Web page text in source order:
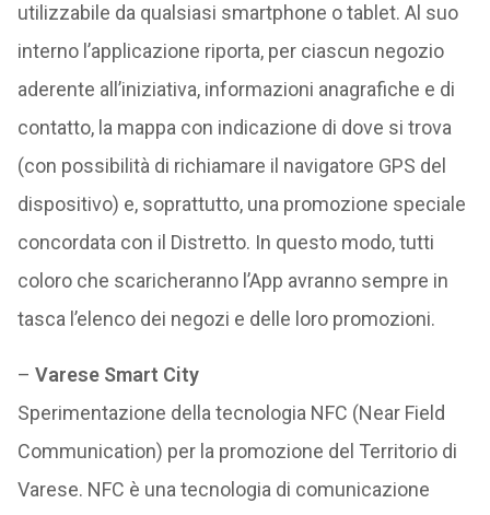
utilizzabile da qualsiasi smartphone o tablet. Al suo
interno l’applicazione riporta, per ciascun negozio
aderente all’iniziativa, informazioni anagrafiche e di
contatto, la mappa con indicazione di dove si trova
(con possibilità di richiamare il navigatore GPS del
dispositivo) e, soprattutto, una promozione speciale
concordata con il Distretto. In questo modo, tutti
coloro che scaricheranno l’App avranno sempre in
tasca l’elenco dei negozi e delle loro promozioni.
– Varese Smart City
Sperimentazione della tecnologia NFC (Near Field
Communication) per la promozione del Territorio di
Varese. NFC è una tecnologia di comunicazione